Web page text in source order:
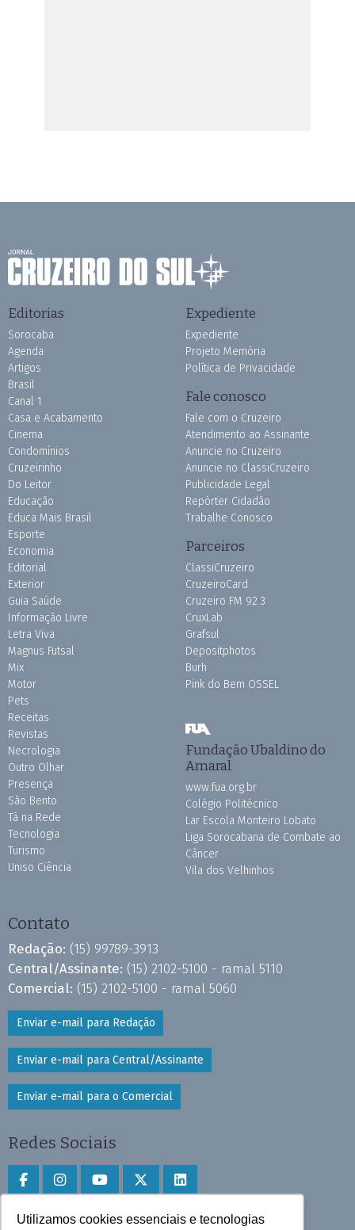
Utilizamos cookies essenciais e tecnologias
Editorias
Sorocaba
Agenda
Artigos
Brasil
Canal 1
Casa e Acabamento
Cinema
Condomínios
Cruzeirinho
Do Leitor
Educação
Educa Mais Brasil
Esporte
Economia
Editorial
Exterior
Guia Saúde
Informação Livre
Letra Viva
Magnus Futsal
Mix
Motor
Pets
Receitas
Revistas
Necrologia
Outro Olhar
Presença
São Bento
Tá na Rede
Tecnologia
Turismo
Uniso Ciência
Expediente
Expediente
Projeto Memória
Política de Privacidade
Fale conosco
Fale com o Cruzeiro
Atendimento ao Assinante
Anuncie no Cruzeiro
Anuncie no ClassiCruzeiro
Publicidade Legal
Repórter Cidadão
Trabalhe Conosco
Parceiros
ClassiCruzeiro
CruzeiroCard
Cruzeiro FM 92.3
CruxLab
Grafsul
Depositphotos
Burh
Pink do Bem OSSEL
Fundação Ubaldino do
Amaral
www.fua.org.br
Colégio Politécnico
Lar Escola Monteiro Lobato
Liga Sorocabana de Combate ao
Câncer
Vila dos Velhinhos
Contato
Redação: (15) 99789-3913
Central/Assinante: (15) 2102-5100 - ramal 5110
Comercial: (15) 2102-5100 - ramal 5060
Enviar e-mail para Redação
Enviar e-mail para Central/Assinante
Enviar e-mail para o Comercial
Redes Sociais